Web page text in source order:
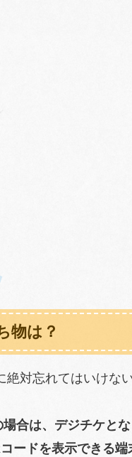
物は？
絶対忘れてはいけな
合は、デジチケとな
ードを表示できる端